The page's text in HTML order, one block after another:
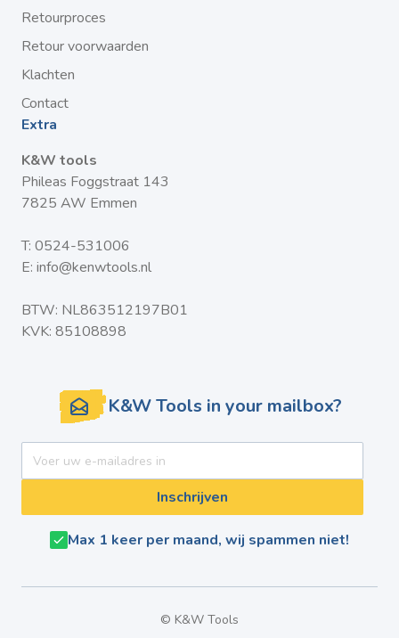
Retourproces
Retour voorwaarden
Klachten
Contact
Extra
K&W tools
Phileas Foggstraat 143
7825 AW Emmen
T: 0524-531006
E: info@kenwtools.nl
BTW: NL863512197B01
KVK: 85108898
K&W Tools in your mailbox?
Inschrijven
Max 1 keer per maand, wij spammen niet!
© K&W Tools